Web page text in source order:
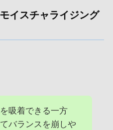
イスチャライジング
吸着できる一方
バランスを崩しや